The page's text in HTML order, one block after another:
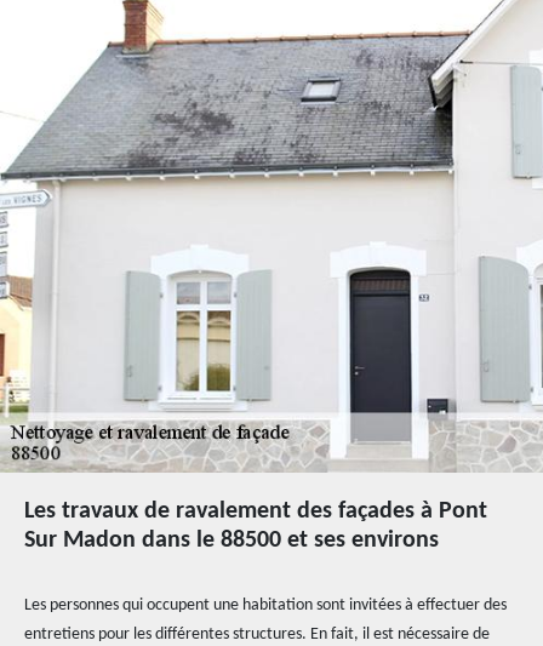
Les travaux de ravalement des façades à Pont
Sur Madon dans le 88500 et ses environs
Les personnes qui occupent une habitation sont invitées à effectuer des
entretiens pour les différentes structures. En fait, il est nécessaire de